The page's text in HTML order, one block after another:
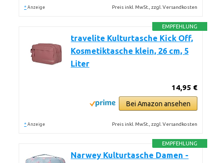
* Anzeige Preis inkl. MwSt., zzgl. Versandkosten
EMPFEHLUNG
travelite Kulturtasche Kick Off,
Kosmetiktasche klein, 26 cm, 5
Liter
14,95 €
Bei Amazon ansehen
* Anzeige Preis inkl. MwSt., zzgl. Versandkosten
EMPFEHLUNG
Narwey Kulturtasche Damen -